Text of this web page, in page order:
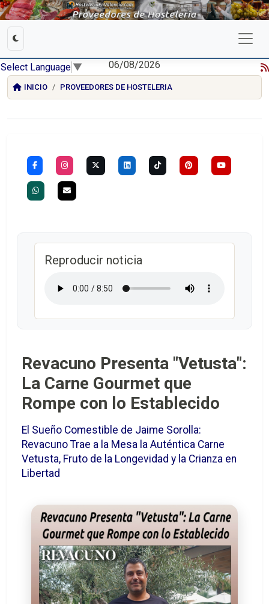
Select Language ▼ 06/08/2026
INICIO PROVEEDORES DE HOSTELERIA
Reproducir noticia
Revacuno Presenta "Vetusta":
La Carne Gourmet que
Rompe con lo Establecido
El Sueño Comestible de Jaime Sorolla:
Revacuno Trae a la Mesa la Auténtica Carne
Vetusta, Fruto de la Longevidad y la Crianza en
Libertad